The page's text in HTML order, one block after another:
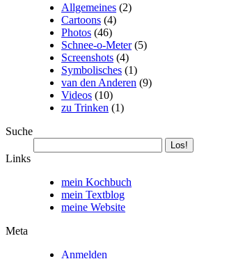
Allgemeines (2)
Cartoons (4)
Photos (46)
Schnee-o-Meter(5)
Screenshots (4)
Symbolisches (1)
van den Anderen (9)
Videos (10)
zu Trinken (1)
Suche
Links
mein Kochbuch
mein Textblog
meine Website
Meta
Anmelden